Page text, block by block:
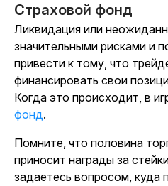
Страховой фонд
Ликвидация или
значительными рисками и
привести к тому, что
финансировать свои
Когда это происходит, в
фонд.
Помните, что половина
приносит награды за
задаетесь вопросом, куда